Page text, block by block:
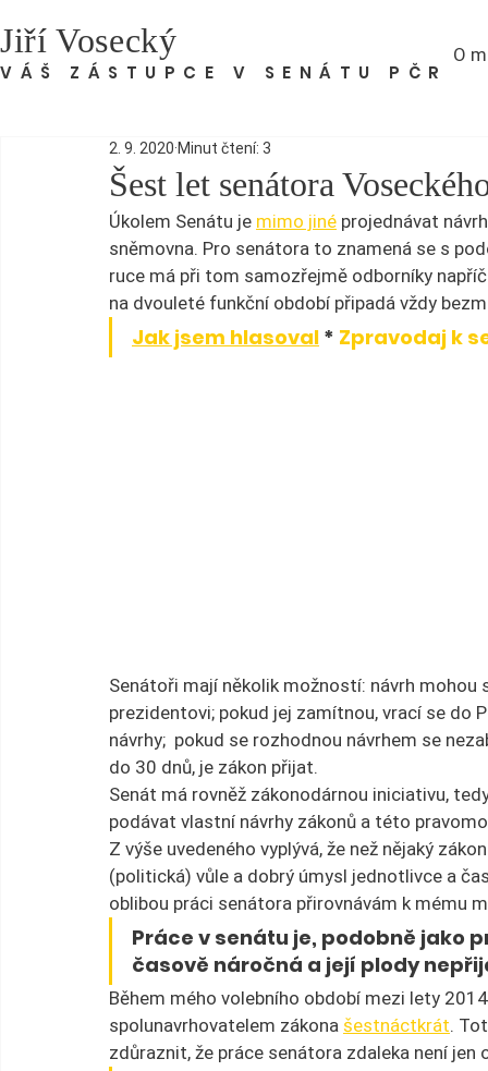
Jiří Vosecký
VÁŠ ZÁSTUPCE V SENÁTU PČR
O
Šest let senátora
2. 9. 2020 Minut čtení: 3
Úkolem Senátu je mimo jiné projednávat
sněmovna. Pro senátora to znamená se s
ruce má při tom samozřejmě odborníky
na dvouleté funkční období připadá vždy
Jak jsem hlasoval * Zpravodaj k
Senátoři mají několik možností: návrh
prezidentovi; pokud jej zamítnou, vrací se do
návrhy;  pokud se rozhodnou návrhem se
do 30 dnů, je zákon přijat.
Senát má rovněž zákonodárnou iniciativu,
podávat vlastní návrhy zákonů a této
Z výše uvedeného vyplývá, že než nějaký
(politická) vůle a dobrý úmysl jednotlivce a
oblibou práci senátora přirovnávám k mému
Práce v senátu je, podobně jako
časově náročná a její plody
Během mého volebního období mezi lety
spolunavrhovatelem zákona šestnáctkrát.
zdůraznit, že práce senátora zdaleka není jen